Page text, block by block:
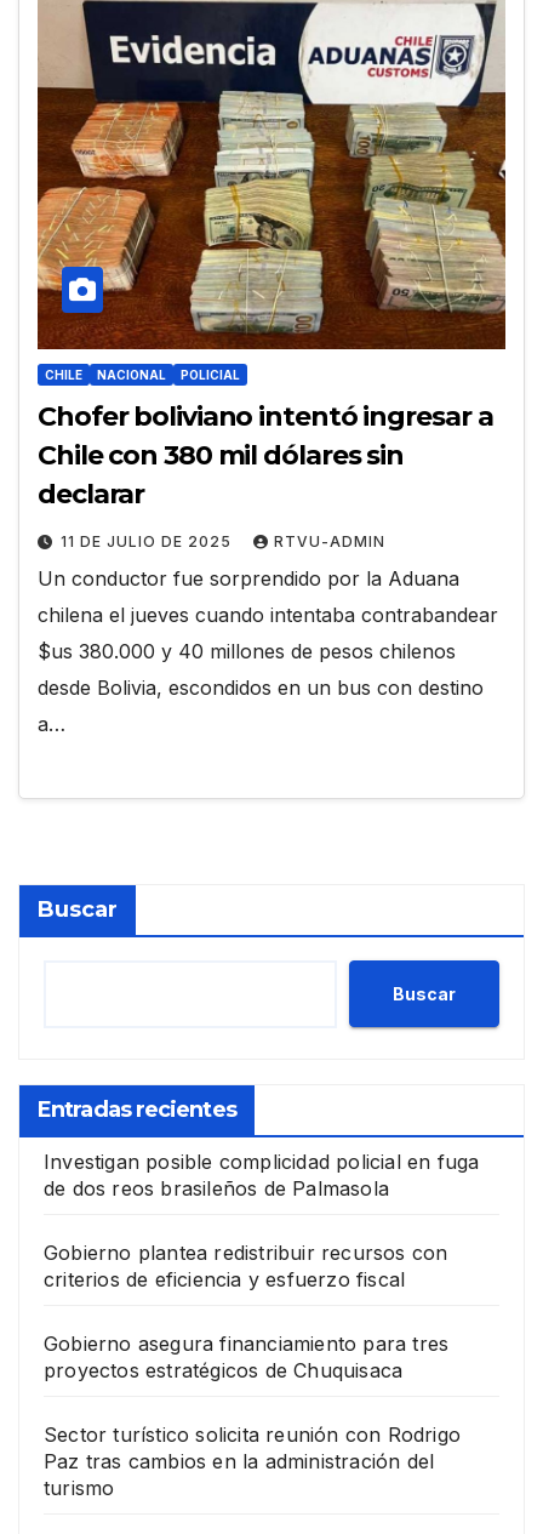
CHILE NACIONAL POLICIAL
Chofer boliviano intentó ingresar a
Chile con 380 mil dólares sin
declarar
11 DE JULIO DE 2025 RTVU-ADMIN
Un conductor fue sorprendido por la Aduana
chilena el jueves cuando intentaba contrabandear
$us 380.000 y 40 millones de pesos chilenos
desde Bolivia, escondidos en un bus con destino
a…
Buscar
Buscar
Entradas recientes
Investigan posible complicidad policial en fuga
de dos reos brasileños de Palmasola
Gobierno plantea redistribuir recursos con
criterios de eficiencia y esfuerzo fiscal
Gobierno asegura financiamiento para tres
proyectos estratégicos de Chuquisaca
Sector turístico solicita reunión con Rodrigo
Paz tras cambios en la administración del
turismo